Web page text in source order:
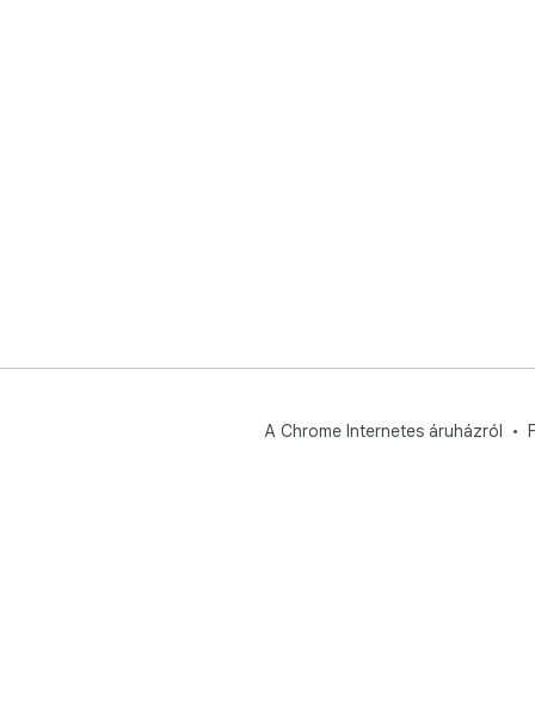
A Chrome Internetes áruházról